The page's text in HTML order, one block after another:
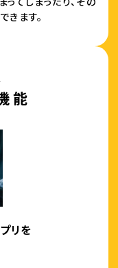
ます。
能
リを